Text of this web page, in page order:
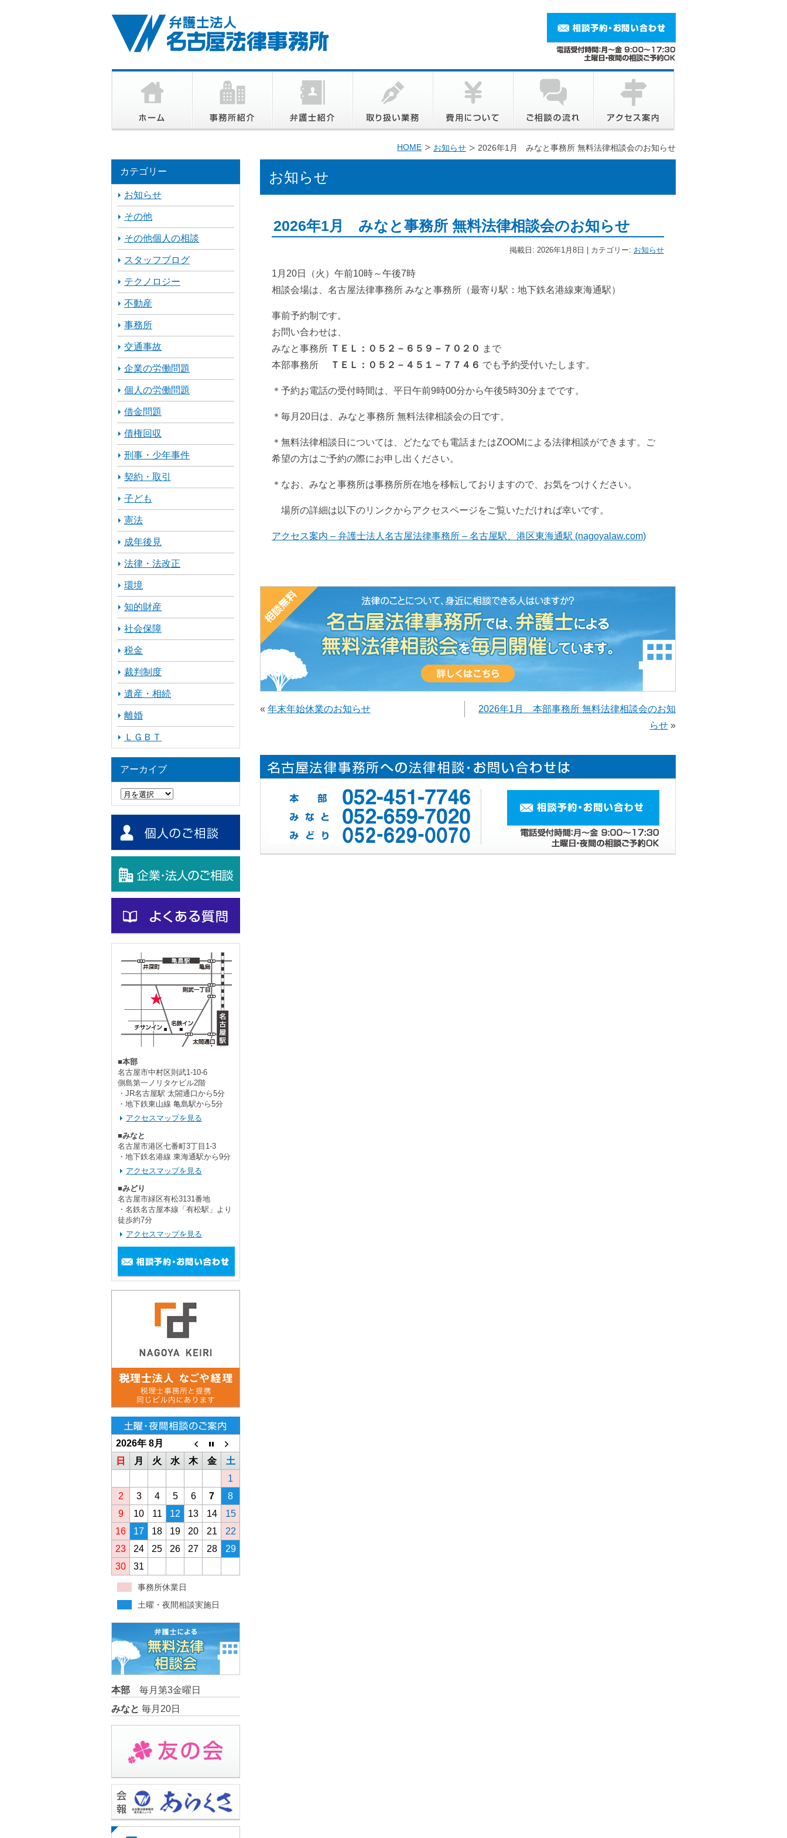
HOME お知らせ 2026年1月 みなと事務所 無料法律相談会のお知らせ
お知らせ
2026年1月 みなと事務所 無料法律相談会のお知らせ
掲載日: 2026年1月8日 | カテゴリー: お知らせ
1月20日（火）午前10時～午後7時
相談会場は、名古屋法律事務所 みなと事務所（最寄り駅：地下鉄名港線東海通駅）
事前予約制です。
お問い合わせは、
みなと事務所 ＴＥＬ：０５２－６５９－７０２０ まで
本部事務所
ＴＥＬ：０５２－４５１－７７４６ でも予約受付いたします。
＊予約お電話の受付時間は、平日午前9時00分から午後5時30分までです。
＊毎月20日は、みなと事務所 無料法律相談会の日です。
＊無料法律相談日については、どたなでも電話またはZOOMによる法律相談ができます。ご
希望の方はご予約の際にお申し出ください。
＊なお、みなと事務所は事務所所在地を移転しておりますので、お気をつけください。
場所の詳細は以下のリンクからアクセスページをご覧いただければ幸いです。
アクセス案内 – 弁護士法人名古屋法律事務所 – 名古屋駅、港区東海通駅 (nagoyalaw.com)
« 年末年始休業のお知らせ
2026年1月 本部事務所 無料法律相談会のお知
らせ »
カテゴリー
お知らせ
その他
その他個人の相談
スタッフブログ
テクノロジー
不動産
事務所
交通事故
企業の労働問題
個人の労働問題
借金問題
債権回収
刑事・少年事件
契約・取引
子ども
憲法
成年後見
法律・法改正
環境
知的財産
社会保障
税金
裁判制度
遺産・相続
離婚
ＬＧＢＴ
アーカイブ
ブ
■本部
名古屋市中村区則武1-10-6
側島第一ノリタケビル2階
・JR名古屋駅 太閤通口から5分
・地下鉄東山線 亀島駅から5分
アクセスマップを見る
■みなと
名古屋市港区七番町3丁目1-3
・地下鉄名港線 東海通駅から9分
アクセスマップを見る
■みどり
名古屋市緑区有松3131番地
・名鉄名古屋本線「有松駅」より
徒歩約7分
アクセスマップを見る
2026年 8月
日
月 火 水 木 金
土
1
2
3 4 5 6 7
8
9
10 11 12 13 14
15
16
17 18 19 20 21
22
23
24 25 26 27 28
29
30
31
事務所休業日
土曜・夜間相談実施日
本部 毎月第3金曜日
みなと 毎月20日